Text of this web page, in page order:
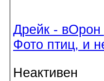
Дрейк - вОрон
Фото птиц, и
Неактивен